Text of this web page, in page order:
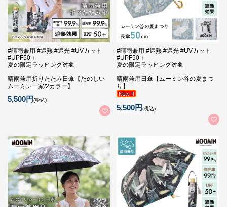
#晴雨兼用 #遮熱 #遮光 #UVカット
#UPF50＋
夏の限定ラッピング対象
晴雨兼用折りたたみ日傘【たのしい
ムーミン一家/2カラー】
5,500円(税込)
#晴雨兼用 #遮熱 #遮光 #UVカット
#UPF50＋
夏の限定ラッピング対象
晴雨兼用日傘【ムーミン谷の夏まつ
り】
5,500円(税込)